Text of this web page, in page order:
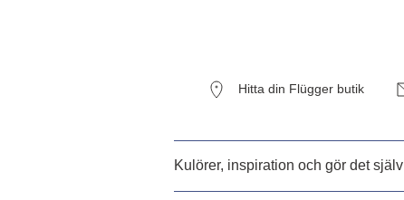
Hitta din Flügger butik
Kulörer, inspiration och gör det själv